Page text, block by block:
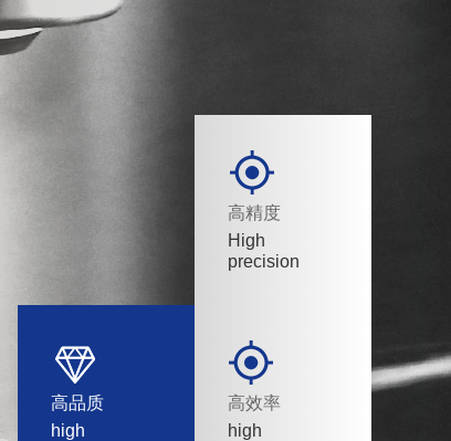
高精度
High
precision
高品质
high
高效率
high